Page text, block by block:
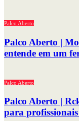
Palco Aberto
Palco Aberto |
entende em um
Palco Aberto
Palco Aberto |
para